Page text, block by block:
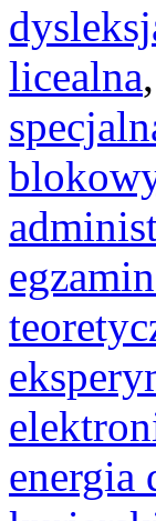
licealna,
energia